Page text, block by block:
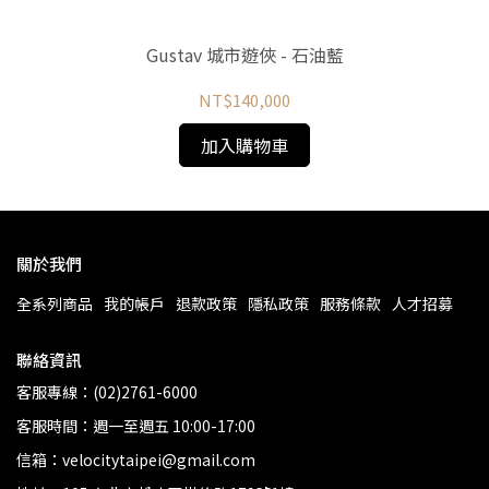
Gustav 城市遊俠 - 石油藍
NT$140,000
加入購物車
關於我們
全系列商品 我的帳戶 退款政策 隱私政策 服務條款 人才招募
聯絡資訊
客服專線：(02)2761-6000
客服時間：週一至週五 10:00-17:00
信箱：velocitytaipei@gmail.com